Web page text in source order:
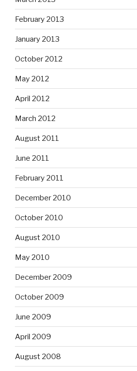
February 2013
January 2013
October 2012
May 2012
April 2012
March 2012
August 2011
June 2011
February 2011
December 2010
October 2010
August 2010
May 2010
December 2009
October 2009
June 2009
April 2009
August 2008